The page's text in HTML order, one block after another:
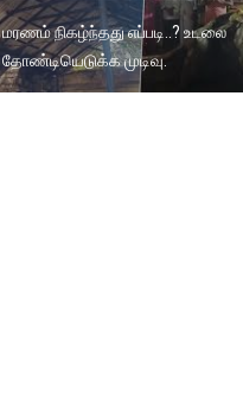
மரணம் நிகழ்ந்தது எப்படி..? உடலை
தோண்டியெடுக்க முடிவு.